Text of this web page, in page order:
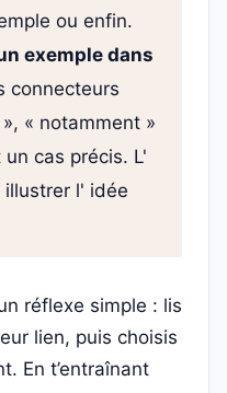
ou enfin.
exemple dans
connecteurs
« notamment »
cas précis. L'
l' idée
réflexe simple : lis
lien, puis choisis
En t’entraînant